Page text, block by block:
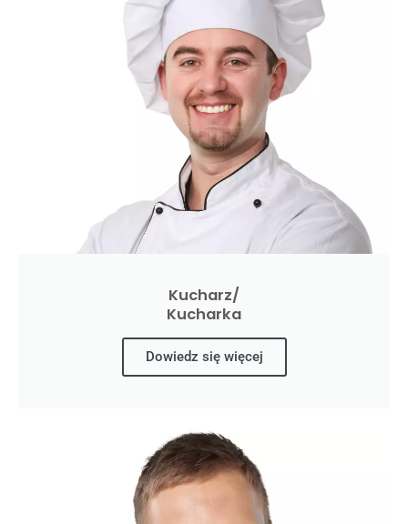
Kucharz/
Kucharka
Dowiedz się więcej